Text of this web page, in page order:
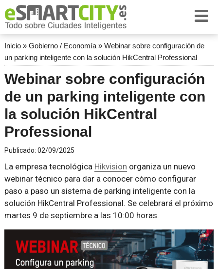
Inicio» Gobierno / Economía» Webinar sobre configuración de
un parking inteligente con la solución HikCentral Professional
Webinar sobre configuración
de un parking inteligente con
la solución HikCentral
Professional
Publicado: 02/09/2025
La empresa tecnológica Hikvision organiza un nuevo
webinar técnico para dar a conocer cómo configurar
paso a paso un sistema de parking inteligente con la
solución HikCentral Professional. Se celebrará el próximo
martes 9 de septiembre a las 10:00 horas.